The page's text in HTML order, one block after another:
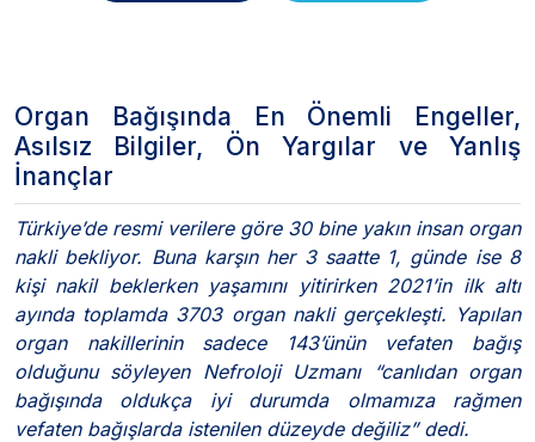
Organ Bağışında En Önemli Engeller,
Asılsız Bilgiler, Ön Yargılar ve Yanlış
İnançlar
Türkiye’de resmi verilere göre 30 bine yakın insan organ
nakli bekliyor. Buna karşın her 3 saatte 1, günde ise 8
kişi nakil beklerken yaşamını yitirirken 2021’in ilk altı
ayında toplamda 3703 organ nakli gerçekleşti. Yapılan
organ nakillerinin sadece 143’ünün vefaten bağış
olduğunu söyleyen Nefroloji Uzmanı “canlıdan organ
bağışında oldukça iyi durumda olmamıza rağmen
vefaten bağışlarda istenilen düzeyde değiliz” dedi.